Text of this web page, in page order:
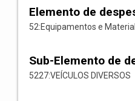
Elemento de
52:Equipamentos e
Sub-Elemento de
5227:VEÍCULOS DIVERSOS